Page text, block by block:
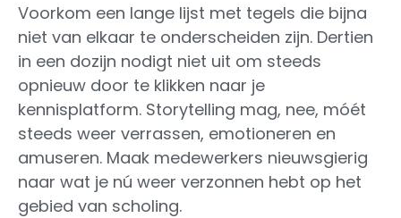
Voorkom een lange lijst met tegels die bijna
niet van elkaar te onderscheiden zijn. Dertien
in een dozijn nodigt niet uit om steeds
opnieuw door te klikken naar je
kennisplatform. Storytelling mag, nee, móét
steeds weer verrassen, emotioneren en
amuseren. Maak medewerkers nieuwsgierig
naar wat je nú weer verzonnen hebt op het
gebied van scholing.